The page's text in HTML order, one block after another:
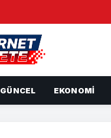
GÜNCEL EKONOMI